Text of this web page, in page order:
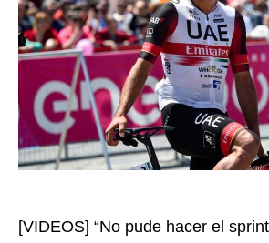
[VIDEOS] “No pude hacer el